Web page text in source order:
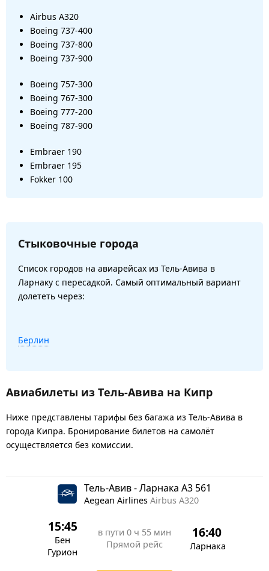
Airbus A320
Boeing 737-400
Boeing 737-800
Boeing 737-900
Boeing 757-300
Boeing 767-300
Boeing 777-200
Boeing 787-900
Embraer 190
Embraer 195
Fokker 100
Стыковочные города
Список городов на авиарейсах из Тель-Авива в
Ларнаку с пересадкой. Самый оптимальный вариант
долететь через:
Берлин
Авиабилеты из Тель-Авива на Кипр
Ниже представлены тарифы без багажа из Тель-Авива в
города Кипра. Бронирование билетов на самолёт
осуществляется без комиссии.
Тель-Авив - Ларнака A3 561
Aegean Airlines Airbus A320
15:45
Бен
Гурион
в пути 0 ч 55 мин
Прямой рейс
16:40
Ларнака